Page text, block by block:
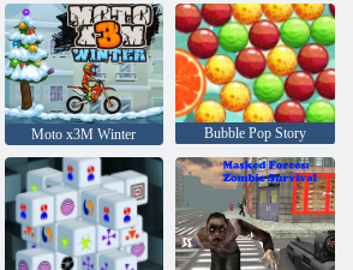
Moto x3M Winter Bubble Pop Story